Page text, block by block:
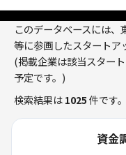
このデータベースには
等に参画したスタートア
(掲載企業は該当スター
予定です。)
検索結果は 1025 件です。
資金